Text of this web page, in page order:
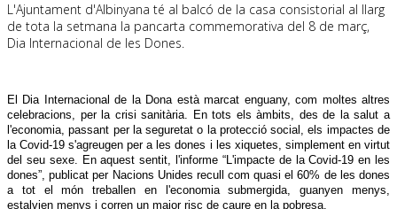
L'Ajuntament d'Albinyana té al balcó de la casa consistorial al llarg
de tota la setmana la pancarta commemorativa del 8 de març,
Dia Internacional de les Dones.
El Dia Internacional de la Dona està marcat enguany, com moltes altres
celebracions, per la crisi sanitària. En tots els àmbits, des de la salut a
l'economia, passant per la seguretat o la protecció social, els impactes de
la Covid-19 s'agreugen per a les dones i les xiquetes, simplement en virtut
del seu sexe. En aquest sentit, l'informe “L'impacte de la Covid-19 en les
dones”, publicat per Nacions Unides recull com quasi el 60% de les dones
a tot el món treballen en l'economia submergida, guanyen menys,
estalvien menys i corren un major risc de caure en la pobresa.